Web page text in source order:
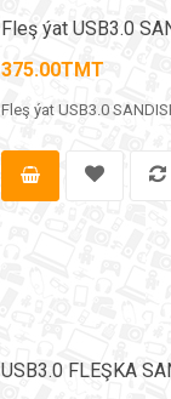
Fleş ýat USB3.0
375.00TMT
Fleş ýat USB3.0
USB3.0 FLEŞKA